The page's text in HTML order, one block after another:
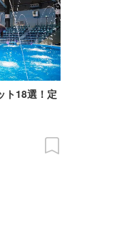
ト18選！定